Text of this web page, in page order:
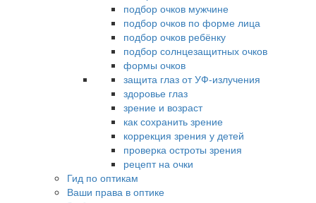
подбор очков мужчине
подбор очков по форме лица
подбор очков ребёнку
подбор солнцезащитных очков
формы очков
защита глаз от УФ-излучения
здоровье глаз
зрение и возраст
как сохранить зрение
коррекция зрения у детей
проверка остроты зрения
рецепт на очки
Гид по оптикам
Ваши права в оптике